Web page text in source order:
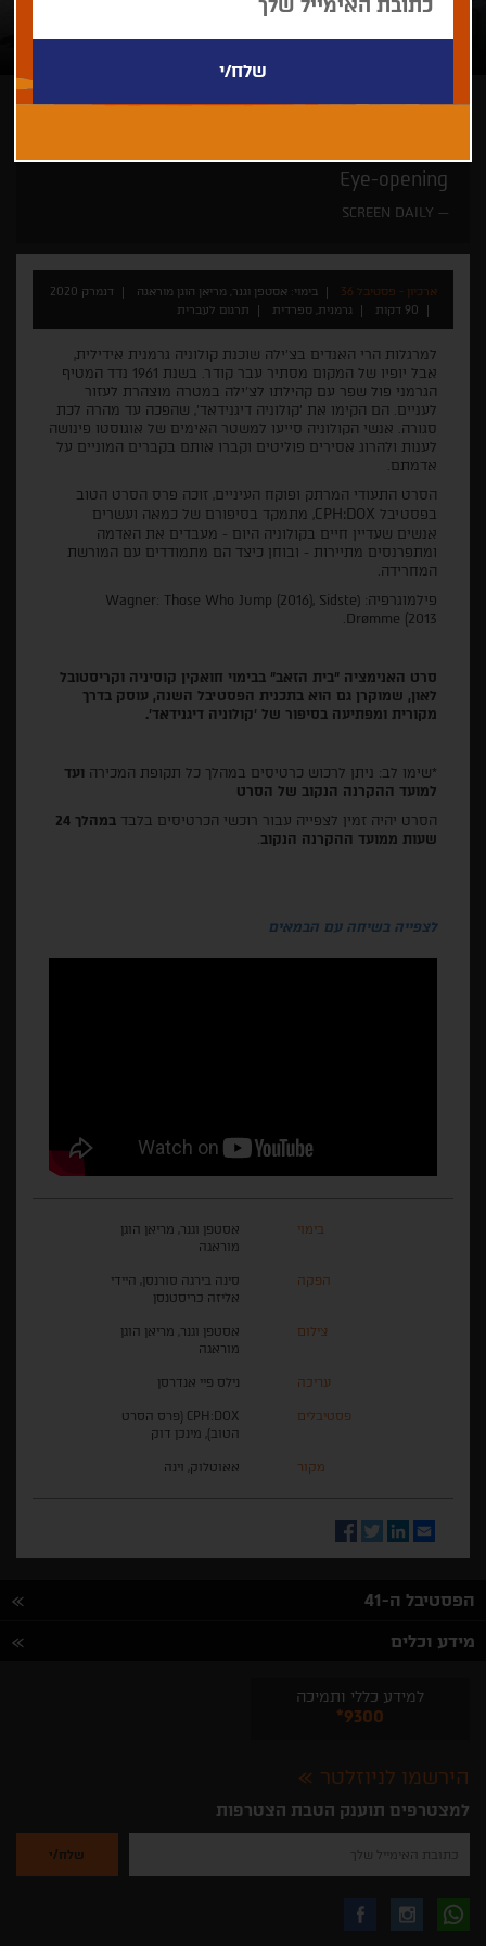
Eye-opening
SCREEN DAILY
ארכיון - פסטיבל 36 בימוי: אסטפן וגנר, מריאן הוגן מוראגה
דנמרק 2020
90 דקות
גרמנית, ספרדית תרגום לעברית
למרגלות הרי האנדים בצ'ילה שוכנת קולוניה גרמנית אידילית,
אבל יופיו של המקום מסתיר עבר קודר. בשנת 1961 נדד המטיף
הגרמני פול שפר עם קהילתו לצ'ילה במטרה מוצהרת לעזור
לעניים. הם הקימו את 'קולוניה דיגנידאד', שהפכה עד מהרה לכת
סגורה. אנשי הקולוניה סייעו למשטר האימים של אוגוסטו פינושה
לענות ולהרוג אסירים פוליטים וקברו אותם בקברים המוניים על
אדמתם.
הסרט התעודי המרתק ופוקח העיניים, זוכה פרס הסרט הטוב
בפסטיבל CPH:DOX, מתמקד בסיפורם של כמאה ועשרים
אנשים שעדיין חיים בקולוניה היום - מעבדים את האדמה
ומתפרנסים מתיירות - ובוחן כיצד הם מתמודדים עם המורשת
המחרידה.
פילמוגרפיה: (Wagner: Those Who Jump (2016), Sidste
Drømme (2013.
סרט האנימציה "בית הזאב" בבימוי חואקין קוסיניה וקריסטובל
לאון, שמוקרן גם הוא בתכנית הפסטיבל השנה, עוסק בדרך
מקורית ומפתיעה בסיפור של 'קולוניה דיגנידאד'.
*שימו לב: ניתן לרכוש כרטיסים במהלך כל תקופת המכירה ועד
למועד ההקרנה הנקוב של הסרט
הסרט יהיה זמין לצפייה עבור רוכשי הכרטיסים בלבד
במהלך 24
שעות ממועד ההקרנה הנקוב
לצפייה בשיחה עם הבמאים
בימוי
אסטפן וגנר, מריאן הוגן
מוראגה
הפקה
סינה בירגה סורנסן, היידי
אליזה כריסטנסן
צילום
אסטפן וגנר, מריאן הוגן
מוראגה
עריכה נילס פיי אנדרסן
פסטיבלים
CPH:DOX (פרס הסרט
הטוב), מינכן דוק
מקור אאוטלוק, וינה
Email
LinkedIn
Twitter
Facebook
הפסטיבל ה-41
מידע וכלים
למידע כללי ותמיכה
*9300
הירשמו לניוזלטר
למצטרפים תוענק הטבת הצטרפות
להזין
שלך
לקבלת עקבו